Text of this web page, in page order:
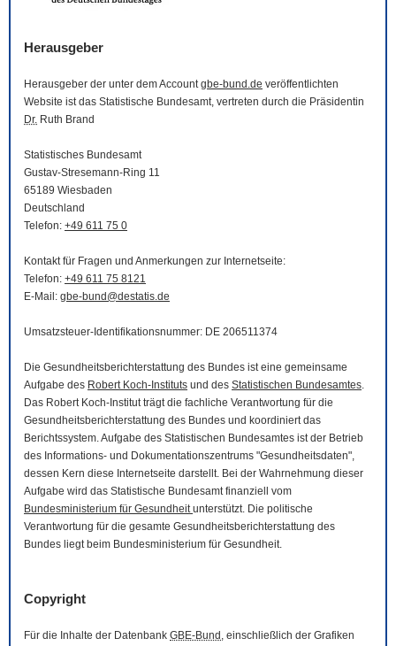
Herausgeber
Herausgeber der unter dem Accountgbe-bund.de veröffentlichten
Website ist das Statistische Bundesamt, vertreten durch die Präsidentin
Dr. Ruth Brand
Statistisches Bundesamt
Gustav-Stresemann-Ring 11
65189 Wiesbaden
Deutschland
Telefon: +49 611 75 0
Kontakt für Fragen und Anmerkungen zur Internetseite:
Telefon: +49 611 75 8121
E-Mail : gbe-bund@destatis.de
Umsatzsteuer-Identifikationsnummer: DE 206511374
Die Gesundheitsberichterstattung des Bundes ist eine gemeinsame
Aufgabe des Robert Koch-Instituts und des Statistischen Bundesamtes.
Das Robert Koch-Institut trägt die fachliche Verantwortung für die
Gesundheitsberichterstattung des Bundes und koordiniert das
Berichtssystem. Aufgabe des Statistischen Bundesamtes ist der Betrieb
des Informations- und Dokumentationszentrums "Gesundheitsdaten",
dessen Kern diese Internetseite darstellt. Bei der Wahrnehmung dieser
Aufgabe wird das Statistische Bundesamt finanziell vom
Bundesministerium für Gesundheitunterstützt. Die politische
Verantwortung für die gesamte Gesundheitsberichterstattung des
Bundes liegt beim Bundesministerium für Gesundheit.
Copyright
Für die Inhalte der Datenbank GBE-Bund , einschließlich der Grafiken